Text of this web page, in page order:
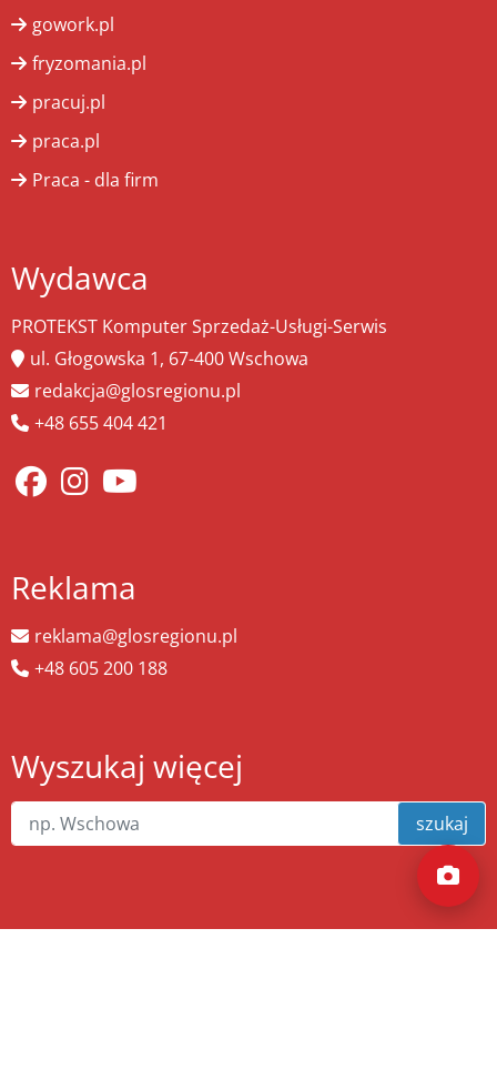
gowork.pl
fryzomania.pl
pracuj.pl
praca.pl
Praca - dla firm
Wydawca
PROTEKST Komputer Sprzedaż-Usługi-Serwis
ul. Głogowska 1, 67-400 Wschowa
redakcja@glosregionu.pl
+48 655 404 421
Reklama
reklama@glosregionu.pl
+48 605 200 188
Wyszukaj więcej
szukaj